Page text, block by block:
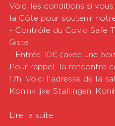
Voici les conditions si
la Côte pour soutenir
- Contrôle du Covid Safe
Gistel.
- Entrée 10€ (avec une
Pour rappel, la rencontre
17h. Voici l'adresse de la
Koninklijke Stallingen,
Lire la suite